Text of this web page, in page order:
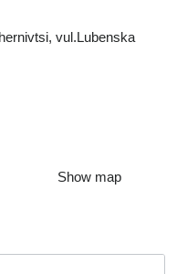
vul.Lubenska
Show map